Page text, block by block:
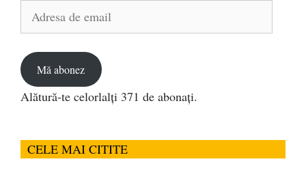
Adresa
Mă abonez
Alătură-te celorlalți 371 de abonați.
CELE MAI CITITE